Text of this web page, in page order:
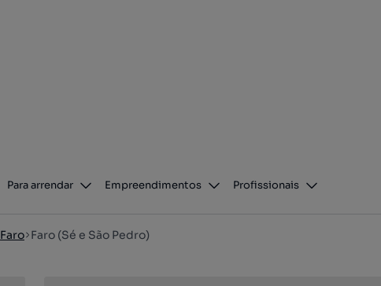
Para arrendar Empreendimentos Profissionais
Faro Faro (Sé e São Pedro)